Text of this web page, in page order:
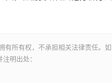
有所有权，不承担相关法律责任。如
明出处：